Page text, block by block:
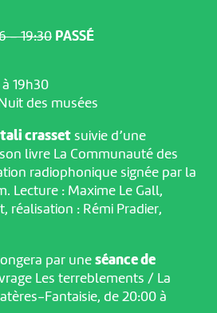
– 19:30 PASSÉ
19h30
des musées
crassetsuivie d’une
livre La Communauté des
radiophonique signée par la
Lecture : Maxime Le Gall,
réalisation : Rémi Pradier,
par une séance de
Les terreblements / La
Fantaisie, de 20:00 à